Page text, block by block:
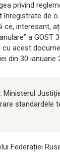
privind
înregistrate de
ce, interesant,
a GOST
acest
din 30 ianuarie
Ministerul
standardele
Federației